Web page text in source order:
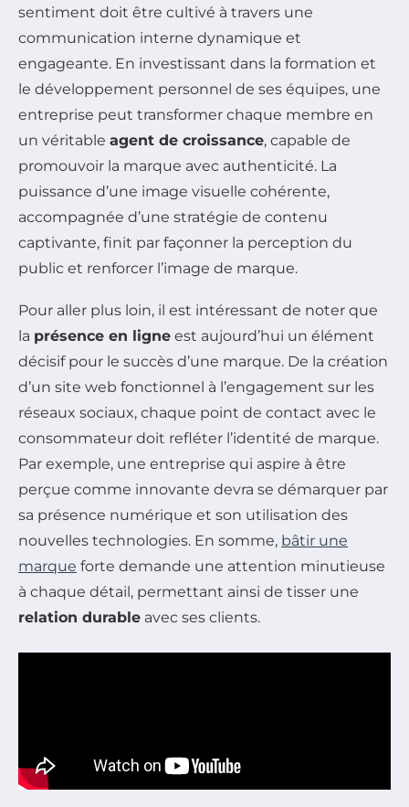
sentiment doit être cultivé à travers une
communication interne dynamique et
engageante. En investissant dans la formation et
le développement personnel de ses équipes, une
entreprise peut transformer chaque membre en
un véritable agent de croissance, capable de
promouvoir la marque avec authenticité. La
puissance d’une image visuelle cohérente,
accompagnée d’une stratégie de contenu
captivante, finit par façonner la perception du
public et renforcer l’image de marque.
Pour aller plus loin, il est intéressant de noter que
la présence en ligne est aujourd’hui un élément
décisif pour le succès d’une marque. De la création
d’un site web fonctionnel à l’engagement sur les
réseaux sociaux, chaque point de contact avec le
consommateur doit refléter l’identité de marque.
Par exemple, une entreprise qui aspire à être
perçue comme innovante devra se démarquer par
sa présence numérique et son utilisation des
nouvelles technologies. En somme, bâtir une
marque forte demande une attention minutieuse
à chaque détail, permettant ainsi de tisser une
relation durable avec ses clients.